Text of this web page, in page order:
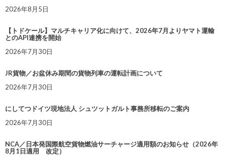
2026年8月5日
【トドケール】マルチキャリア化に向けて、2026年7月よりヤマト運輸
とのAPI連携を開始
2026年7月30日
JR貨物／お盆休み期間の貨物列車の運転計画について
2026年7月30日
にしてつドイツ現地法人 シュツットガルト事務所移転のご案内
2026年7月30日
NCA／日本発国際航空貨物燃油サーチャージ適用額のお知らせ（2026年
8月1日適用 改定）